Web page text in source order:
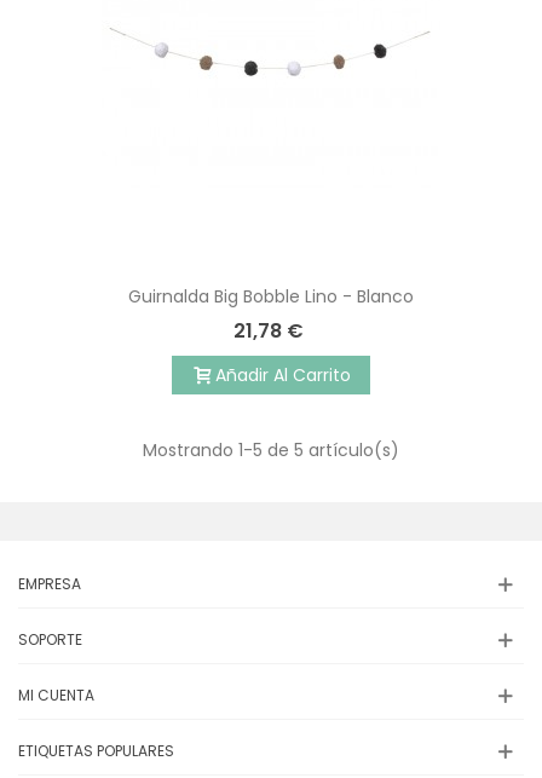
Guirnalda Big Bobble Lino - Blanco
21,78 €
Añadir Al Carrito
Mostrando 1-5 de 5 artículo(s)
EMPRESA
SOPORTE
MI CUENTA
ETIQUETAS POPULARES